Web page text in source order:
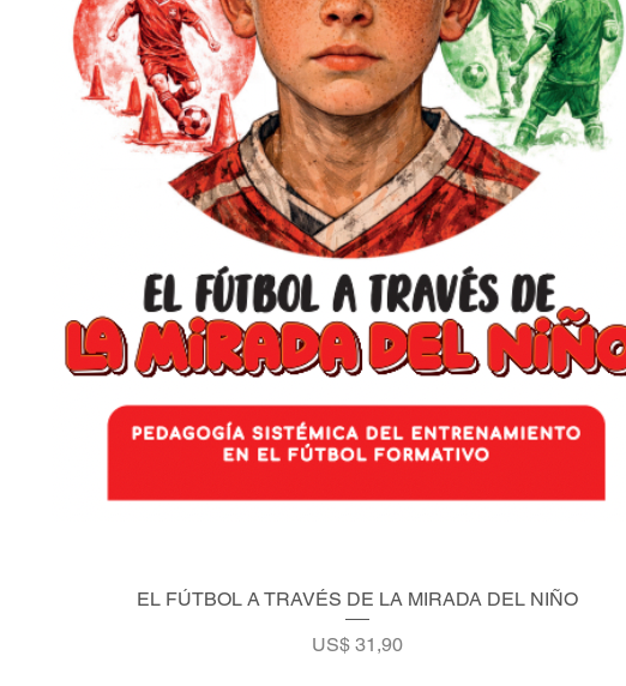
Vista rápida
EL FÚTBOL A TRAVÉS DE LA MIRADA DEL NIÑO
Precio
US$ 31,90